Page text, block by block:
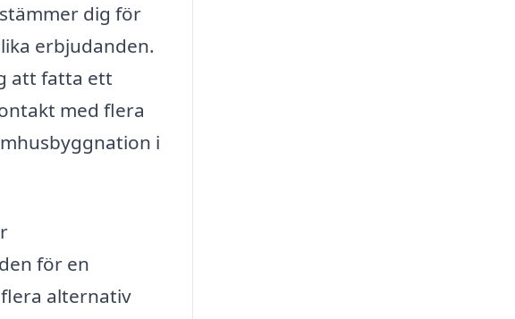
dig för
erbjudanden.
att fatta ett
med flera
i
för en
alternativ